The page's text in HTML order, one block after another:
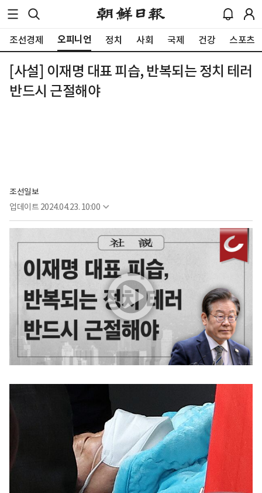
조선경제 오피니언 정치 사회 국제 건강 스포츠
[사설] 이재명 대표 피습, 반복되는 정치 테러
반드시 근절해야
조선일보
업데이트 2024.04.23. 10:00